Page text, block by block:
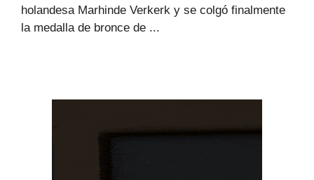
holandesa Marhinde Verkerk y se colgó finalmente
la medalla de bronce de ...